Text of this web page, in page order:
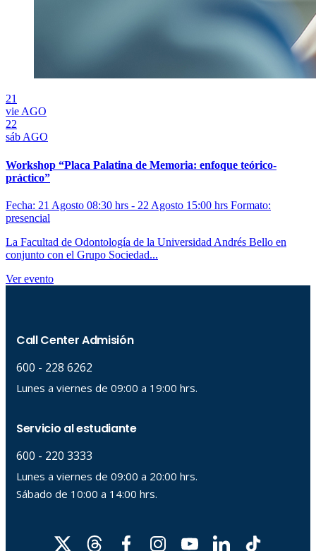
21
vie AGO
22
sáb AGO
Workshop “Placa Palatina de Memoria: enfoque teórico-
práctico”
Fecha: 21 Agosto 08:30 hrs - 22 Agosto 15:00 hrs Formato:
presencial
La Facultad de Odontología de la Universidad Andrés Bello en
conjunto con el Grupo Sociedad...
Ver evento